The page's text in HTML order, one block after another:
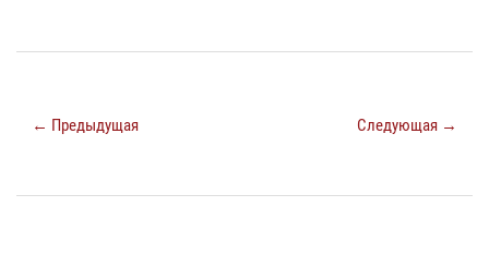
← Предыдущая Следующая →